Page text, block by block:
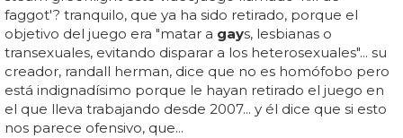
faggot'? tranquilo, que ya ha sido retirado, porque el
objetivo del juego era "matar a gays, lesbianas o
transexuales, evitando disparar a los heterosexuales"... su
creador, randall herman, dice que no es homófobo pero
está indignadísimo porque le hayan retirado el juego en
el que lleva trabajando desde 2007... y él dice que si esto
nos parece ofensivo, que...